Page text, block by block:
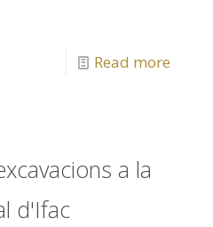
Read more
a la
d'Ifac